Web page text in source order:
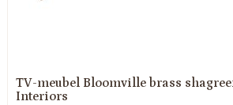
TV-meubel Bloomville brass
Interiors